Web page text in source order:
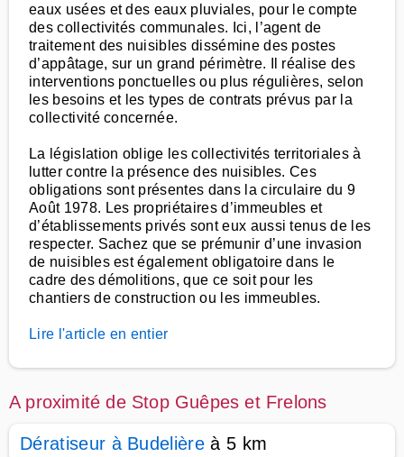
eaux usées et des eaux pluviales, pour le compte
des collectivités communales. Ici, l’agent de
traitement des nuisibles dissémine des postes
d’appâtage, sur un grand périmètre. Il réalise des
interventions ponctuelles ou plus régulières, selon
les besoins et les types de contrats prévus par la
collectivité concernée.
La législation oblige les collectivités territoriales à
lutter contre la présence des nuisibles. Ces
obligations sont présentes dans la circulaire du 9
Août 1978. Les propriétaires d’immeubles et
d’établissements privés sont eux aussi tenus de les
respecter. Sachez que se prémunir d’une invasion
de nuisibles est également obligatoire dans le
cadre des démolitions, que ce soit pour les
chantiers de construction ou les immeubles.
Lire l'article en entier
A proximité de Stop Guêpes et Frelons
Dératiseur à Budelière à 5 km